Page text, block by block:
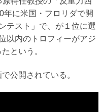
に米国・フロリダで開
テスト」で、が１位に選
以内のトロフィーがアジ
という。
公開されている。